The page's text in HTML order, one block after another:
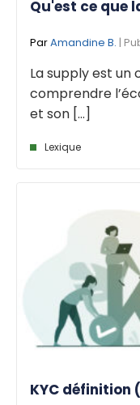
Qu'est ce que
ParAmandine B. |
La supply est
comprendre
et son [...]
Lexique
KYC définition